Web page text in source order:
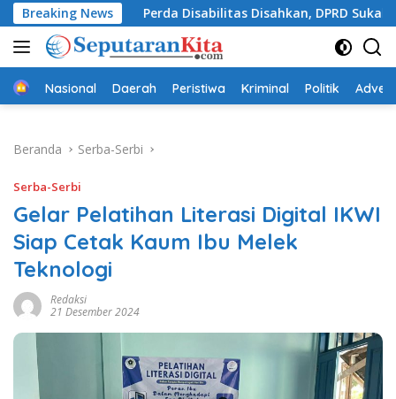
Langsung
ke
konten
Breaking News
Perda Disabilitas Disahkan, DPRD Sukabumi Sepakati
Beranda
Nasional Daerah Peristiwa Kriminal Politik
Beranda Serba-Serbi
Serba-Serbi
Gelar Pelatihan Literasi Digital IKWI
Siap Cetak Kaum Ibu Melek
Teknologi
Redaksi
21 Desember 2024